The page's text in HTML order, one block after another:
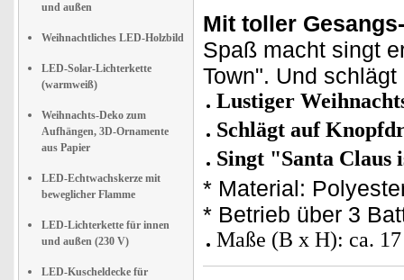
und außen
Weihnachtliches LED-Holzbild
LED-Solar-Lichterkette
(warmweiß)
Weihnachts-Deko zum
Aufhängen, 3D-Ornamente
aus Papier
LED-Echtwachskerze mit
beweglicher Flamme
LED-Lichterkette für innen
und außen (230 V)
LED-Kuscheldecke für
Mit toller
Spaß macht singt
Town". Und
Lustiger
Schlägt auf
Singt "Santa Claus
* Material:
* Betrieb über 3
Maße (B x H): ca.